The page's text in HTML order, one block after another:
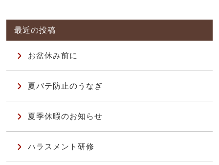
お盆休み前に
夏バテ防止のうなぎ
夏季休暇のお知らせ
ハラスメント研修